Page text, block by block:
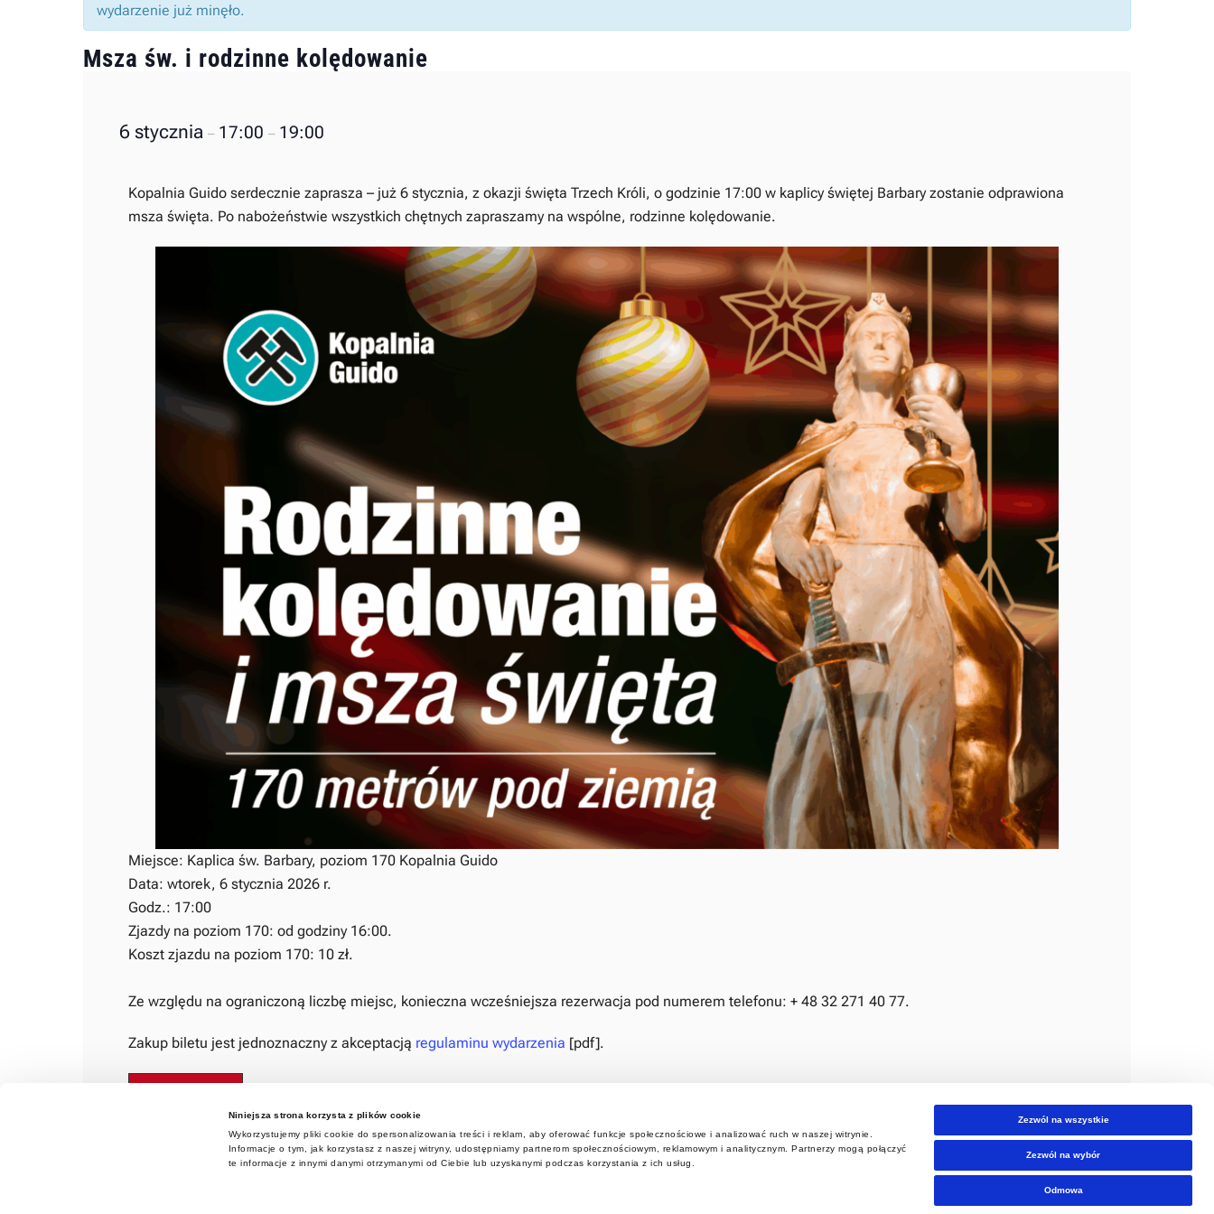
Niniejsza strona korzysta z plików cookie
Wykorzystujemy pliki cookie do spersonalizowania treści i reklam, aby oferować funkcje społecznościowe i analizować ruch w naszej witrynie.
Informacje o tym, jak korzystasz z naszej witryny, udostępniamy partnerom społecznościowym, reklamowym i analitycznym. Partnerzy mogą połączyć
te informacje z innymi danymi otrzymanymi od Ciebie lub uzyskanymi podczas korzystania z ich usług.
Zezwól na wszystkie
Zezwól na wybór
Odmowa
wydarzenie już minęło.
Msza św. i rodzinne kolędowanie
6 stycznia – 17:00 – 19:00
Kopalnia Guido serdecznie zaprasza – już 6 stycznia, z okazji święta Trzech Króli, o godzinie 17:00 w kaplicy świętej Barbary zostanie odprawiona
msza święta. Po nabożeństwie wszystkich chętnych zapraszamy na wspólne, rodzinne kolędowanie.
Miejsce: Kaplica św. Barbary, poziom 170 Kopalnia Guido
Data: wtorek, 6 stycznia 2026 r.
Godz.: 17:00
Zjazdy na poziom 170: od godziny 16:00.
Koszt zjazdu na poziom 170: 10 zł.
Ze względu na ograniczoną liczbę miejsc, konieczna wcześniejsza rezerwacja pod numerem telefonu: + 48 32 271 40 77.
Zakup biletu jest jednoznaczny z akceptacją regulaminu wydarzenia [pdf].